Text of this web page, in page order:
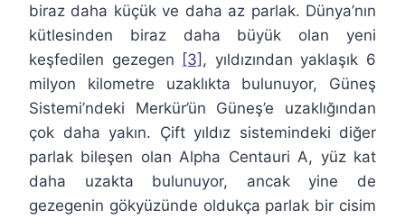
biraz daha küçük ve daha az parlak. Dünya’nın
kütlesinden biraz daha büyük olan yeni
keşfedilen gezegen [3] , yıldızından yaklaşık 6
milyon kilometre uzaklıkta bulunuyor, Güneş
Sistemi’ndeki Merkür’ün Güneş’e uzaklığından
çok daha yakın. Çift yıldız sistemindeki diğer
parlak bileşen olan Alpha Centauri A, yüz kat
daha uzakta bulunuyor, ancak yine de
gezegenin gökyüzünde oldukça parlak bir cisim